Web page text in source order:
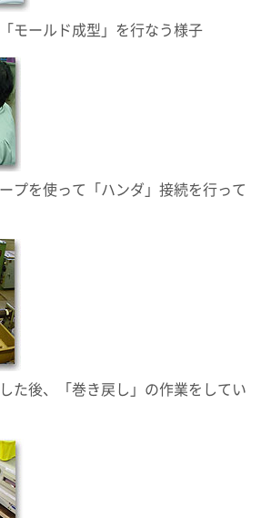
モールド成型」を行なう様子
プを使って「ハンダ」接続を行って
た後、「巻き戻し」の作業をしてい